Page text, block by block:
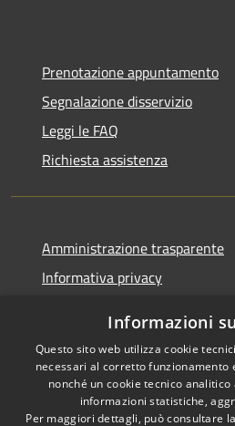
Prenotazione appuntamento
Segnalazione disservizio
Leggi le FAQ
Richiesta assistenza
Amministrazione trasparente
Informativa privacy
Dichiarazione di accessibilità
Informazioni
Questo sito web utilizza cookie
necessari al corretto funzionamento
nonché un cookie tecnico
informazioni statistiche,
Per maggiori dettagli, può consultare